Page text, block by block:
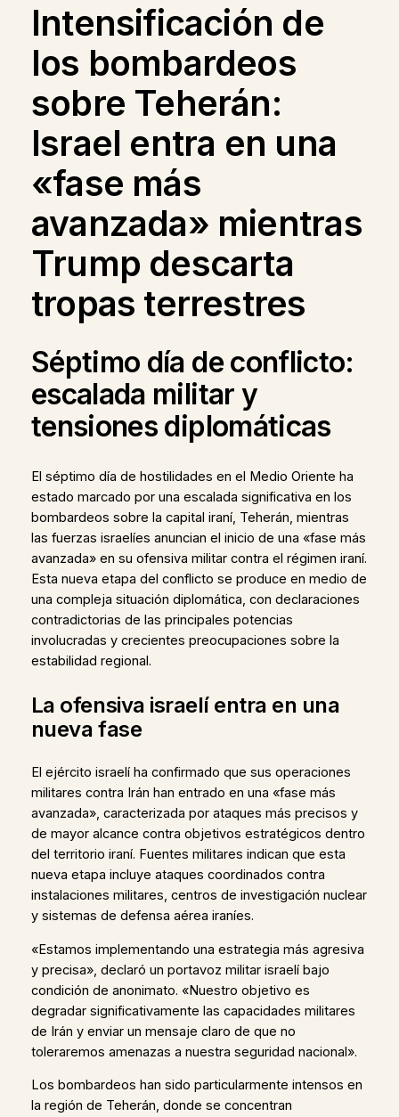
Intensificación de
los bombardeos
sobre Teherán:
Israel entra en una
«fase más
avanzada» mientras
Trump descarta
tropas terrestres
Séptimo día de conflicto:
escalada militar y
tensiones diplomáticas
El séptimo día de hostilidades en el Medio Oriente ha
estado marcado por una escalada significativa en los
bombardeos sobre la capital iraní, Teherán, mientras
las fuerzas israelíes anuncian el inicio de una «fase más
avanzada» en su ofensiva militar contra el régimen iraní.
Esta nueva etapa del conflicto se produce en medio de
una compleja situación diplomática, con declaraciones
contradictorias de las principales potencias
involucradas y crecientes preocupaciones sobre la
estabilidad regional.
La ofensiva israelí entra en una
nueva fase
El ejército israelí ha confirmado que sus operaciones
militares contra Irán han entrado en una «fase más
avanzada», caracterizada por ataques más precisos y
de mayor alcance contra objetivos estratégicos dentro
del territorio iraní. Fuentes militares indican que esta
nueva etapa incluye ataques coordinados contra
instalaciones militares, centros de investigación nuclear
y sistemas de defensa aérea iraníes.
«Estamos implementando una estrategia más agresiva
y precisa», declaró un portavoz militar israelí bajo
condición de anonimato. «Nuestro objetivo es
degradar significativamente las capacidades militares
de Irán y enviar un mensaje claro de que no
toleraremos amenazas a nuestra seguridad nacional».
Los bombardeos han sido particularmente intensos en
la región de Teherán, donde se concentran